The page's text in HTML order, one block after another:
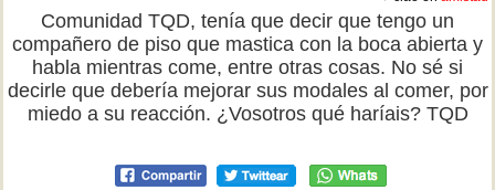
Comunidad TQD, tenía que decir que tengo un
compañero de piso que mastica con la boca abierta y
habla mientras come, entre otras cosas. No sé si
decirle que debería mejorar sus modales al comer, por
miedo a su reacción. ¿Vosotros qué haríais? TQD